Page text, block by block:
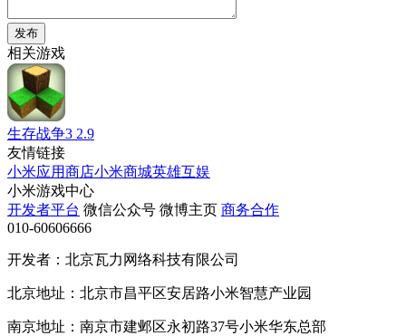
发布
相关游戏
生存战争3 2.9
友情链接
小米应用商店小米商城英雄互娱
小米游戏中心
开发者平台 微信公众号 微博主页 商务合作
010-60606666
开发者：北京瓦力网络科技有限公司
北京地址：北京市昌平区安居路小米智慧产业园
南京地址：南京市建邺区永初路37号小米华东总部